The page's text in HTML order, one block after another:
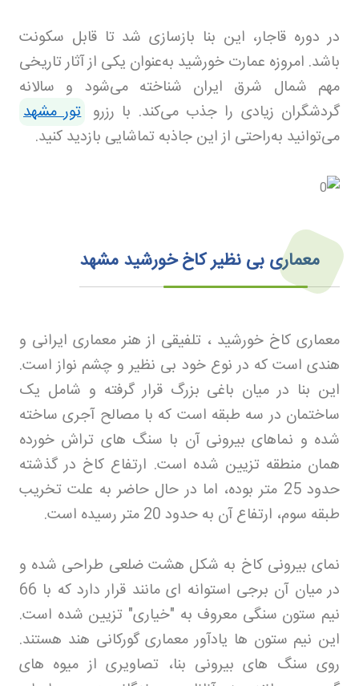
در دوره قاجار، این بنا بازسازی شد تا قابل سکونت
باشد. امروزه عمارت خورشید به‌عنوان یکی از آثار تاریخی
مهم شمال شرق ایران شناخته می‌شود و سالانه
گردشگران زیادی را جذب می‌کند. با رزرو تور مشهد
می‌توانید به‌راحتی از این جاذبه تماشایی بازدید کنید.
معماری بی نظیر کاخ خورشید مشهد
معماری کاخ خورشید ، تلفیقی از هنر معماری ایرانی و
هندی است که در نوع خود بی نظیر و چشم نواز است.
این بنا در میان باغی بزرگ قرار گرفته و شامل یک
ساختمان در سه طبقه است که با مصالح آجری ساخته
شده و نماهای بیرونی آن با سنگ های تراش خورده
همان منطقه تزیین شده است. ارتفاع کاخ در گذشته
حدود 25 متر بوده، اما در حال حاضر به علت تخریب
طبقه سوم، ارتفاع آن به حدود 20 متر رسیده است
.
نمای بیرونی کاخ به شکل هشت ضلعی طراحی شده و
در میان آن برجی استوانه ای مانند قرار دارد که با 66
نیم ستون سنگی معروف به "خیاری" تزیین شده است.
این نیم ستون ها یادآور معماری گورکانی هند هستند.
روی سنگ های بیرونی بنا، تصاویری از میوه های